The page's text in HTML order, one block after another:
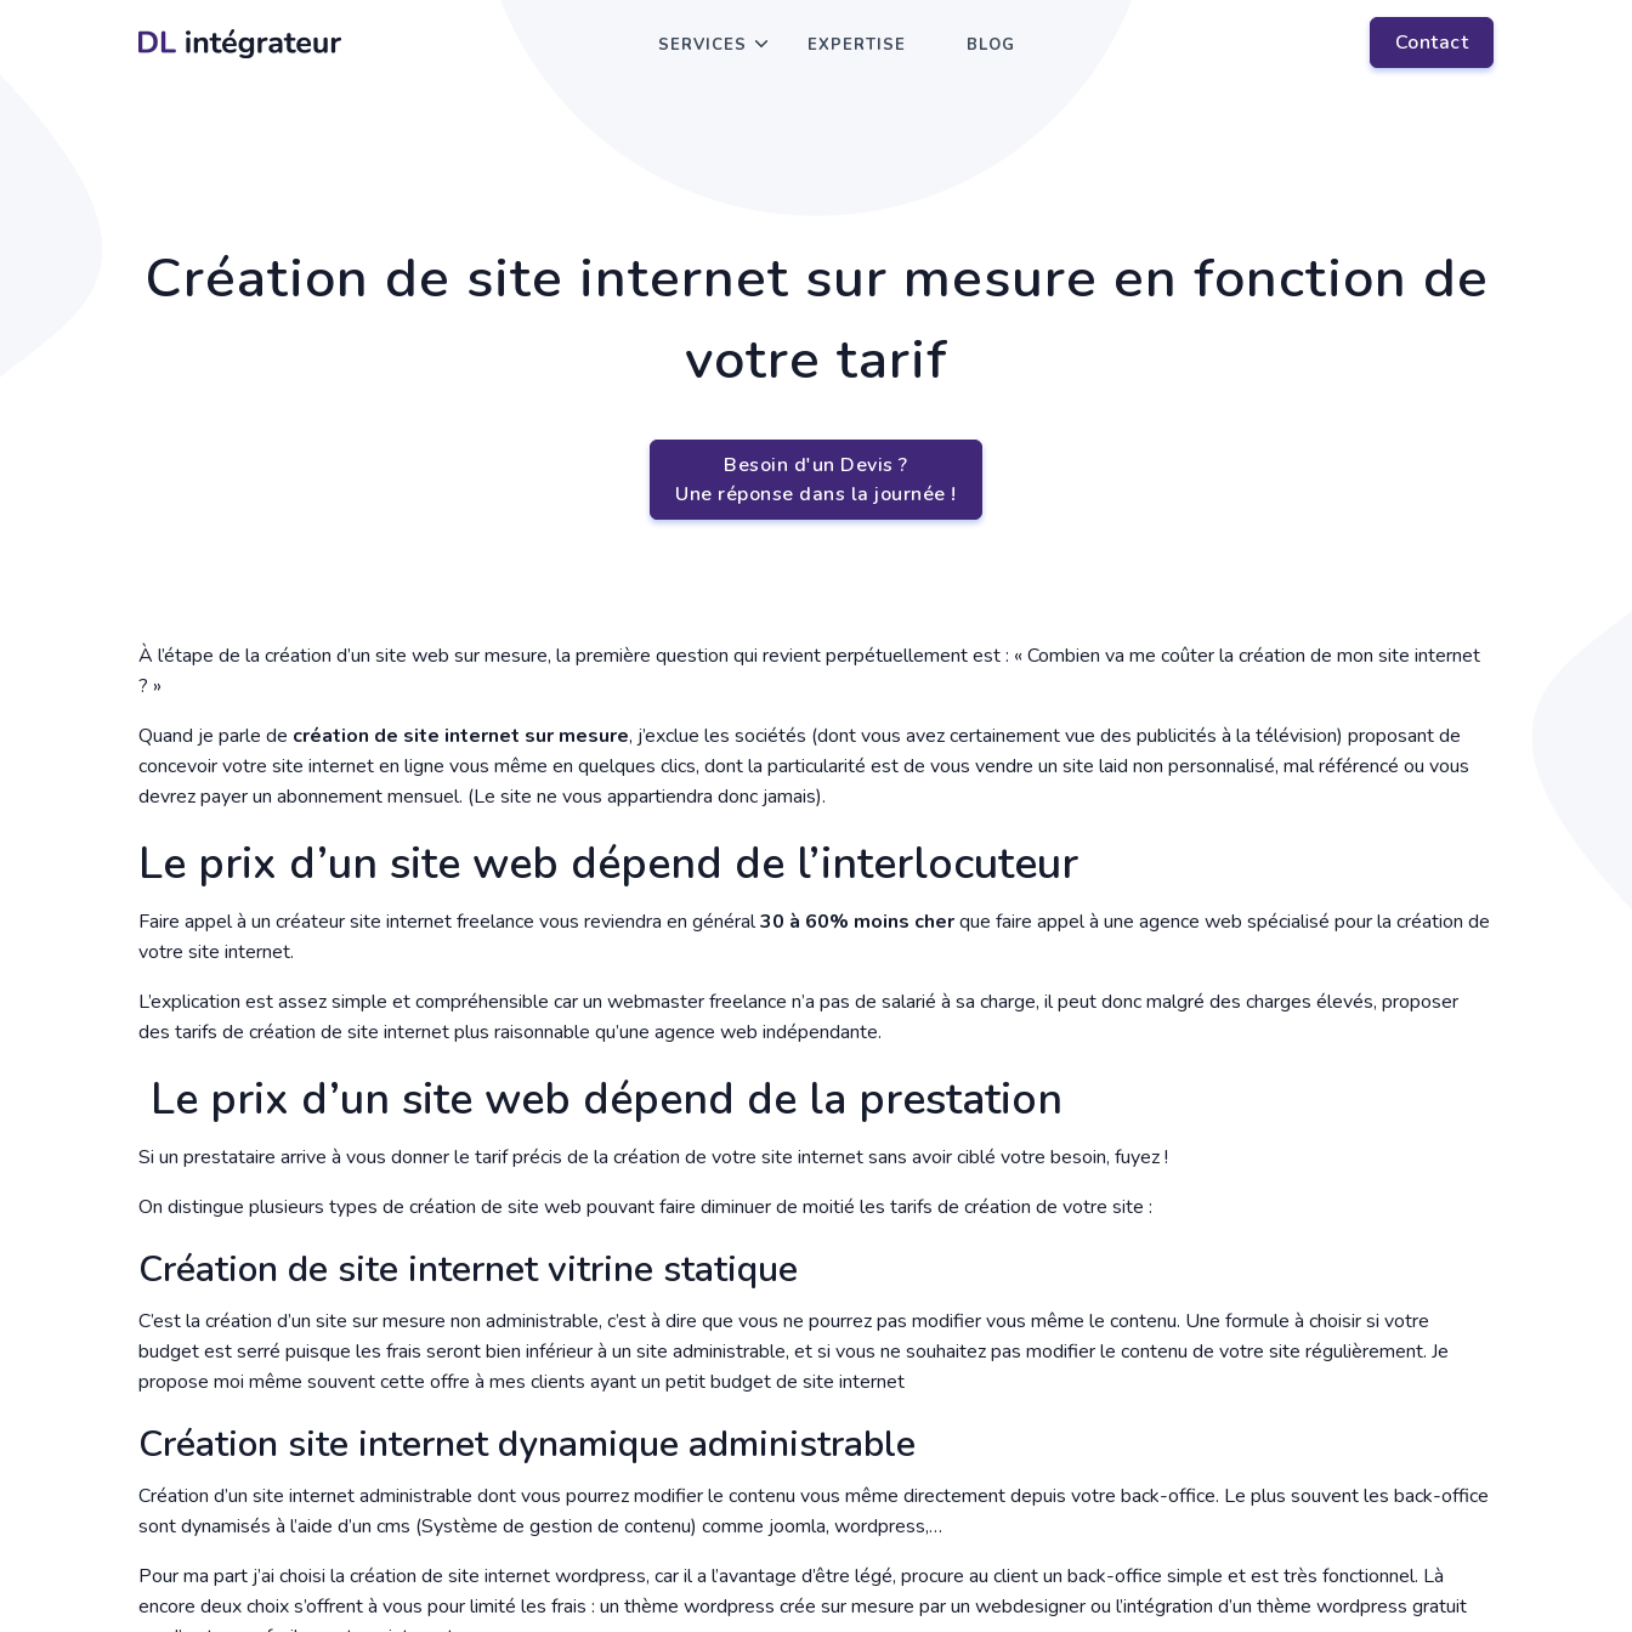
Contact
SERVICES EXPERTISE BLOG
Création de site internet sur mesure en fonction de
votre tarif
Besoin d'un Devis ?
Une réponse dans la journée !
À l’étape de la création d’un site web sur mesure, la première question qui revient perpétuellement est : « Combien va me coûter la création de mon site internet
? »
Quand je parle de création de site internet sur mesure, j’exclue les sociétés (dont vous avez certainement vue des publicités à la télévision) proposant de
concevoir votre site internet en ligne vous même en quelques clics, dont la particularité est de vous vendre un site laid non personnalisé, mal référencé ou vous
devrez payer un abonnement mensuel. (Le site ne vous appartiendra donc jamais).
Le prix d’un site web dépend de l’interlocuteur
Faire appel à un créateur site internet freelance vous reviendra en général30 à 60% moins cherque faire appel à une agence web spécialisé pour la création de
votre site internet.
L’explication est assez simple et compréhensible car un webmaster freelance n’a pas de salarié à sa charge, il peut donc malgré des charges élevés, proposer
des tarifs de création de site internet plus raisonnable qu’une agence web indépendante.
Le prix d’un site web dépend de la prestation
Si un prestataire arrive à vous donner le tarif précis de la création de votre site internet sans avoir ciblé votre besoin, fuyez !
On distingue plusieurs types de création de site web pouvant faire diminuer de moitié les tarifs de création de votre site :
Création de site internet vitrine statique
C’est la création d’un site sur mesure non administrable, c’est à dire que vous ne pourrez pas modifier vous même le contenu. Une formule à choisir si votre
budget est serré puisque les frais seront bien inférieur à un site administrable, et si vous ne souhaitez pas modifier le contenu de votre site régulièrement. Je
propose moi même souvent cette offre à mes clients ayant un petit budget de site internet
Création site internet dynamique administrable
Création d’un site internet administrable dont vous pourrez modifier le contenu vous même directement depuis votre back-office. Le plus souvent les back-office
sont dynamisés à l’aide d’un cms (Système de gestion de contenu) comme joomla, wordpress,…
Pour ma part j’ai choisi la création de site internet wordpress, car il a l’avantage d’être légé, procure au client un back-office simple et est très fonctionnel. Là
encore deux choix s’offrent à vous pour limité les frais : un thème wordpress crée sur mesure par un webdesigner ou l’intégration d’un thème wordpress gratuit